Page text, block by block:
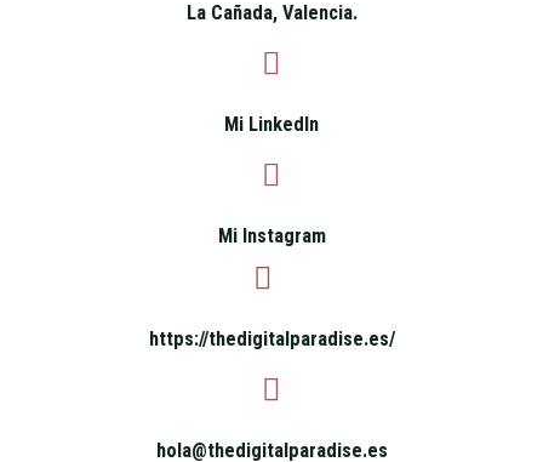
La Cañada, Valencia.
Mi LinkedIn
Mi Instagram
https://thedigitalparadise.es/
hola@thedigitalparadise.es